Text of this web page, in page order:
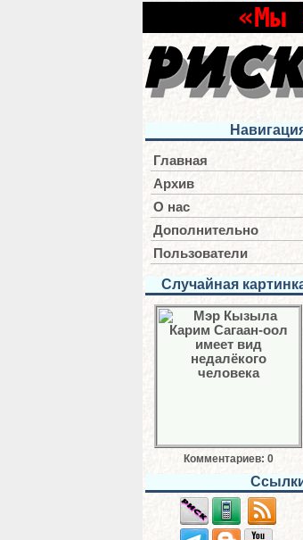
«Мы
Главная
Архив
О нас
Дополнительно
Пользователи
Случайная
Комментариев: 0